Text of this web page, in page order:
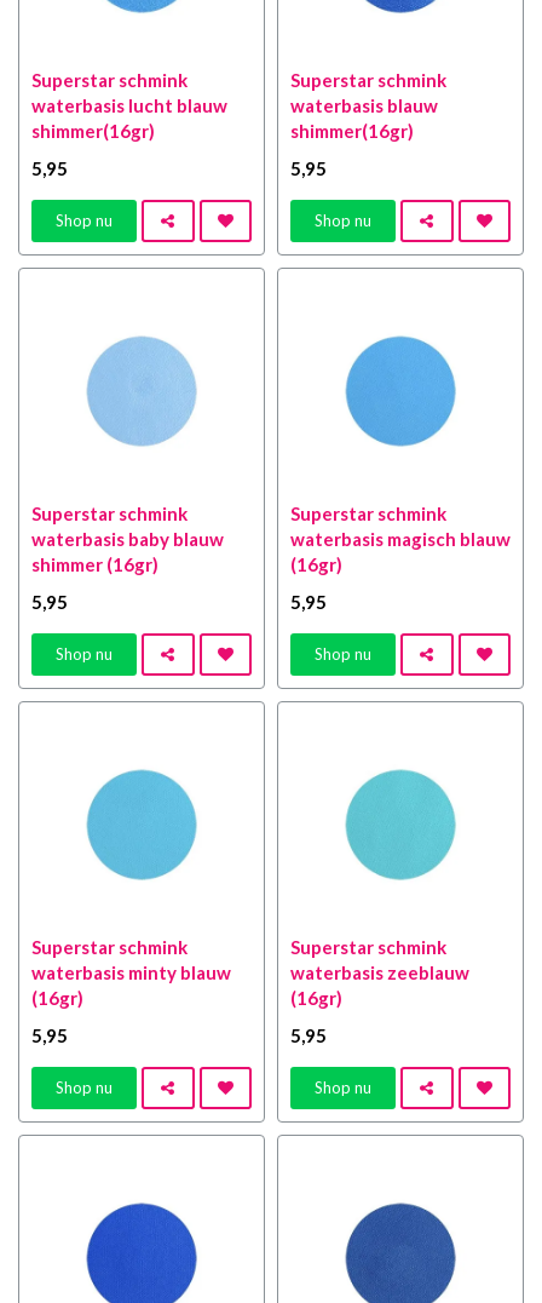
Superstar schmink
waterbasis lucht blauw
shimmer(16gr)
5,95
Shop nu
Superstar schmink
waterbasis blauw
shimmer(16gr)
5,95
Shop nu
Superstar schmink
waterbasis baby blauw
shimmer (16gr)
5,95
Shop nu
Superstar schmink
waterbasis magisch blauw
(16gr)
5,95
Shop nu
Superstar schmink
waterbasis minty blauw
(16gr)
5,95
Shop nu
Superstar schmink
waterbasis zeeblauw
(16gr)
5,95
Shop nu